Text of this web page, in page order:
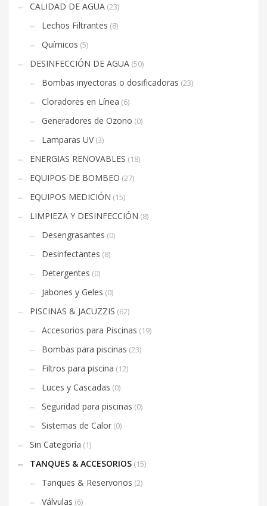
CALIDAD DE AGUA (23)
Lechos Filtrantes (8)
Químicos (5)
DESINFECCIÓN DE AGUA (50)
Bombas inyectoras o dosificadoras (23)
Cloradores en Línea (6)
Generadores de Ozono (0)
Lamparas UV (3)
ENERGIAS RENOVABLES (18)
EQUIPOS DE BOMBEO (27)
EQUIPOS MEDICIÓN (15)
LIMPIEZA Y DESINFECCIÓN (8)
Desengrasantes (0)
Desinfectantes (8)
Detergentes (0)
Jabones y Geles (0)
PISCINAS & JACUZZIS (62)
Accesorios para Piscinas (19)
Bombas para piscinas (23)
Filtros para piscina (12)
Luces y Cascadas (0)
Seguridad para piscinas (0)
Sistemas de Calor (0)
Sin Categoría (1)
TANQUES & ACCESORIOS (15)
Tanques & Reservorios (2)
Válvulas (6)